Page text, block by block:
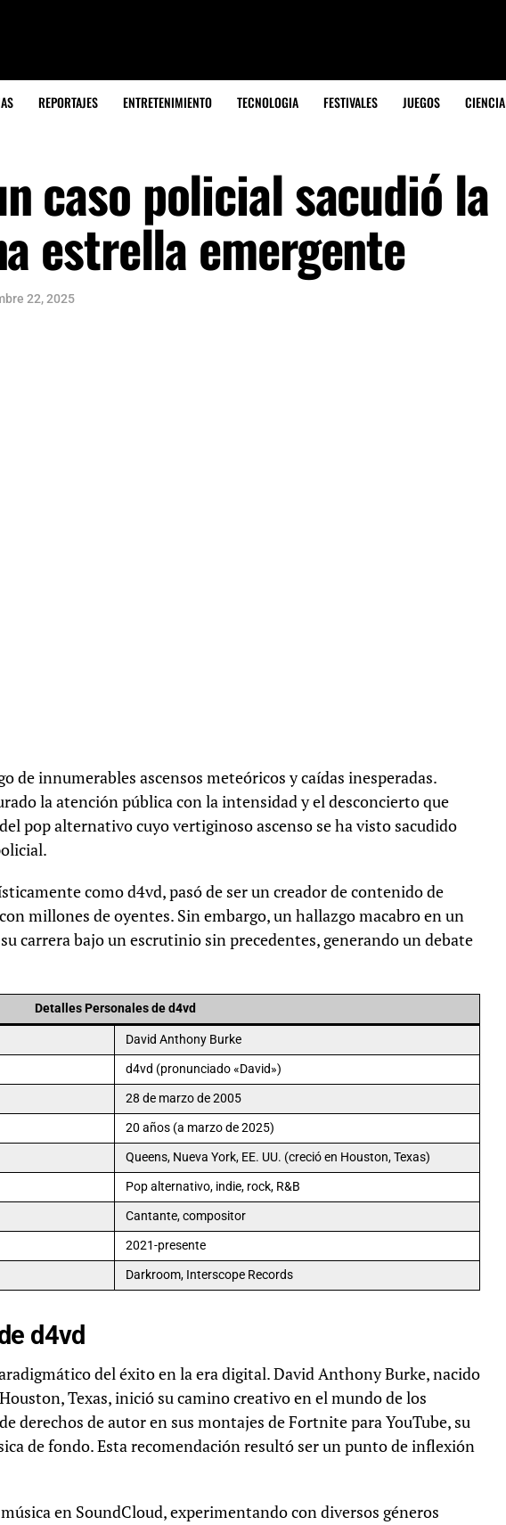
REPORTAJES ENTRETENIMIENTO TECNOLOGIA FESTIVALES JUEGOS CIENCIA
caso policial sacudió la
estrella emergente
22, 2025
de innumerables ascensos meteóricos y caídas inesperadas.
la atención pública con la intensidad y el desconcierto que
pop alternativo cuyo vertiginoso ascenso se ha visto sacudido
como d4vd, pasó de ser un creador de contenido de
millones de oyentes. Sin embargo, un hallazgo macabro en un
carrera bajo un escrutinio sin precedentes, generando un debate
Detalles Personales de d4vd
David Anthony Burke
d4vd (pronunciado «David»)
28 de marzo de 2005
20 años (a marzo de 2025)
Queens, Nueva York, EE. UU. (creció en Houston, Texas)
Pop alternativo, indie, rock, R&B
Cantante, compositor
2021-presente
Darkroom, Interscope Records
d4vd
del éxito en la era digital. David Anthony Burke, nacido
Texas, inició su camino creativo en el mundo de los
derechos de autor en sus montajes de Fortnite para YouTube, su
de fondo. Esta recomendación resultó ser un punto de inflexión
en SoundCloud, experimentando con diversos géneros